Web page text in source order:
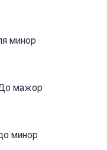
минор
мажор
минор